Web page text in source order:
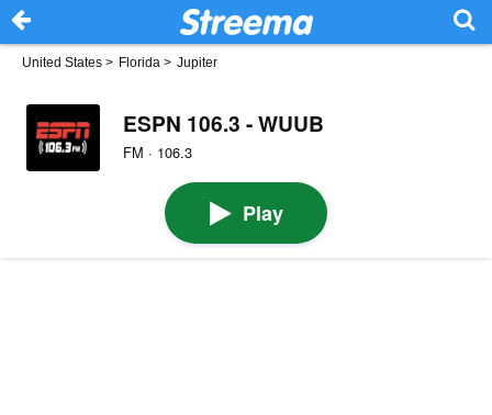
United States > Florida > Jupiter
ESPN 106.3 - WUUB
FM · 106.3
Play